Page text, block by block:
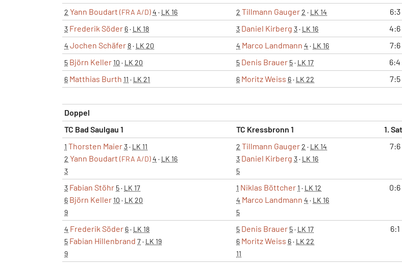
2 Yann Boudart (FRA A/D)4 · LK 16 2 Tillmann Gauger2 · LK 14 6:3
3 Frederik Söder 6· LK 18 3 Daniel Kirberg 3· LK 16 4:6
4 Jochen Schäfer8· LK 20 4 Marco Landmann 4 · LK 16 7:6
5 Björn Keller10 · LK 20 5 Denis Brauer 5· LK 17 6:4
6 Matthias Burth 11 · LK 21 6 Moritz Weiss 6· LK 22 7:5
Doppel
TC Bad Saulgau 1
TC Kressbronn 1 1.
1 Thorsten Maier3· LK 11
2 Yann Boudart (FRA A/D)4 · LK 16
3
2 Tillmann Gauger2 · LK 14
3 Daniel Kirberg 3· LK 16
5
7:6
3 Fabian Stöhr 5· LK 17
6 Björn Keller10 · LK 20
9
1 Niklas Böttcher1 · LK 12
4 Marco Landmann 4 · LK 16
5
0:6
4 Frederik Söder 6· LK 18
5 Fabian Hillenbrand 7· LK 19
9
5 Denis Brauer 5· LK 17
6 Moritz Weiss 6· LK 22
11
6:1